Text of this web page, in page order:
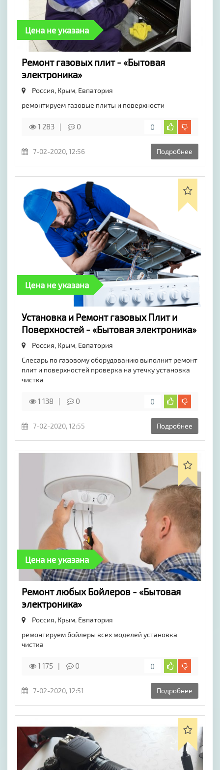
Цена не указана
Ремонт газовых плит - «Бытовая
электроника»
Россия, Крым, Евпатория
ремонтируем газовые плиты и поверхности
1 283 0 0
7-02-2020, 12:56 Подробнее
Цена не указана
Установка и Ремонт газовых Плит и
Поверхностей - «Бытовая электроника»
Россия, Крым, Евпатория
Слесарь по газовому оборудованию выполнит ремонт
плит и поверхностей проверка на утечку установка
чистка
1 138 0 0
7-02-2020, 12:55 Подробнее
Цена не указана
Ремонт любых Бойлеров - «Бытовая
электроника»
Россия, Крым, Евпатория
ремонтируем бойлеры всех моделей установка
чистка
1 175 0 0
7-02-2020, 12:51 Подробнее